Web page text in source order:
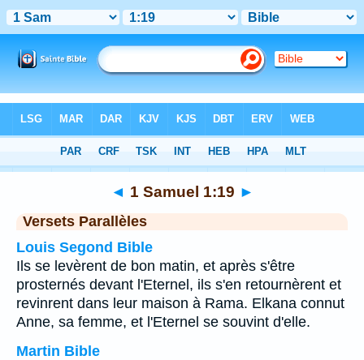
Chapitre 1> Verset 19
◄ 1 Samuel 1:19 ►
Versets Parallèles
Louis Segond Bible
Ils se levèrent de bon matin, et après s'être
prosternés devant l'Eternel, ils s'en retournèrent et
revinrent dans leur maison à Rama. Elkana connut
Anne, sa femme, et l'Eternel se souvint d'elle.
Martin Bible